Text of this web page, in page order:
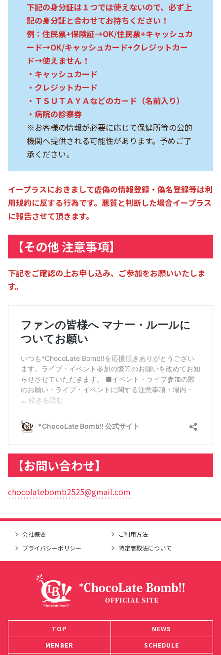
下記の身分証は１つでは使えないので、必ず上
記の身分証と合わせてお持ちください！
例：住民票+保険証→OK/住民票+キャッシュカ
ード→OK/キャッシュカード+クレジットカー
ド→使えません！
・キャッシュカード
・クレジットカード
・ＴＳＵＴＡＹＡなどのカード（名前入り）
・病院の診察券
※お客様の情報が必要に応じて保健所等の公的
機関へ提供される可能性があります。予めご了
承ください。
イープラスにおきまして虚偽の情報登録・偽名登録等は利
用規約に反する行為です。悪質と判断した場合イープラス
に報告させて頂きます。
【その他 注意事項】
下記をご確認の上お申し込み、ご参加をお願いいたしま
す。
【お問い合わせ】
chocolatebomb2525@gmail.com
会社概要
ご利用方法
プライバシーポリシー
特定商取法について
TOP
NEWS
MEMBER
SCHEDULE